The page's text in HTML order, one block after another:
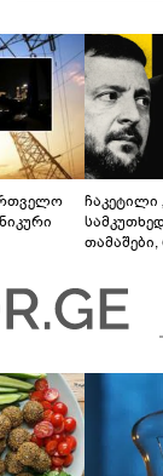
ჩაკეტილი